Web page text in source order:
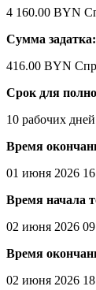
4 160.00 BYN
Сумма задатка:
416.00 BYN
Срок для
10 рабочих дней
Время
01 июня 2026
Время начала
02 июня 2026
Время
02 июня 2026